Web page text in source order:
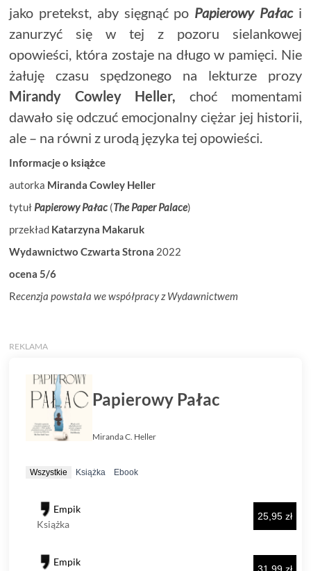
jako pretekst, aby sięgnąć po Papierowy Pałaci
zanurzyć się w tej z pozoru sielankowej
opowieści, która zostaje na długo w pamięci. Nie
żałuję czasu spędzonego na lekturze prozy
Mirandy Cowley Heller, choć momentami
dawało się odczuć emocjonalny ciężar jej historii,
ale – na równi z urodą języka tej opowieści.
Informacje o książce
autorka Miranda Cowley Heller
tytuł Papierowy Pałac (The Paper Palace)
przekład Katarzyna Makaruk
Wydawnictwo Czwarta Strona 2022
ocena 5/6
Recenzja powstała we współpracy z Wydawnictwem